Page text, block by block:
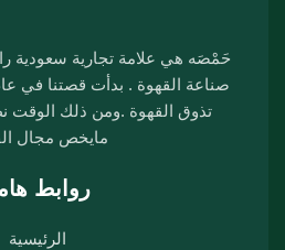
حَمْصَه هي علامة تجارية سعودية
تذوق القهوة .ومن ذلك
مايخص مجال
روابط
الرئيسية